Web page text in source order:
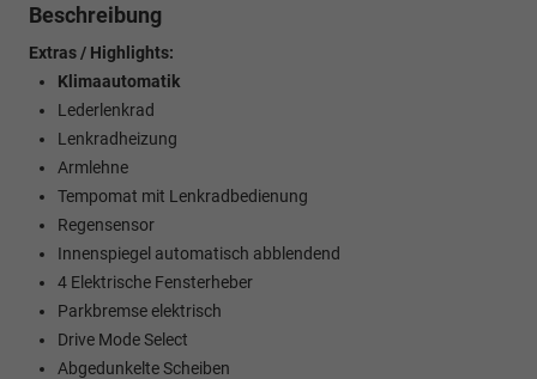
Beschreibung
Extras / Highlights:
Klimaautomatik
Lederlenkrad
Lenkradheizung
Armlehne
Tempomat mit Lenkradbedienung
Regensensor
Innenspiegel automatisch abblendend
4 Elektrische Fensterheber
Parkbremse elektrisch
Drive Mode Select
Abgedunkelte Scheiben